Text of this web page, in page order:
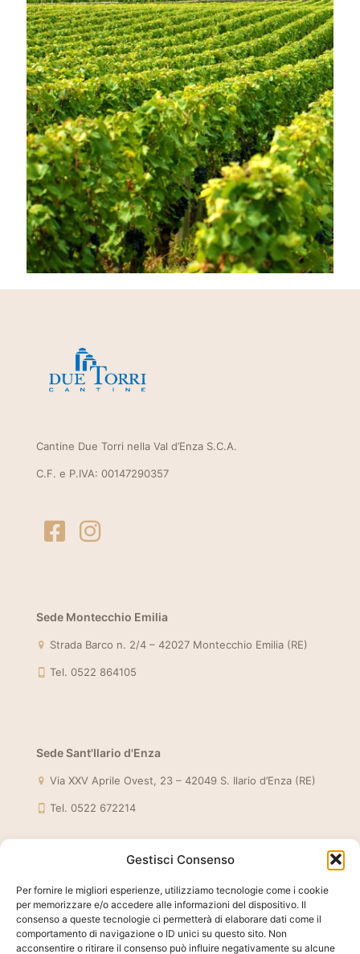
Gestisci Consenso
Per fornire le migliori esperienze, utilizziamo tecnologie come i cookie
per memorizzare e/o accedere alle informazioni del dispositivo. Il
consenso a queste tecnologie ci permetterà di elaborare dati come il
comportamento di navigazione o ID unici su questo sito. Non
acconsentire o ritirare il consenso può influire negativamente su alcune
Cantine Due Torri nella Val d’Enza S.C.A.
C.F. e P.IVA: 00147290357
Sede Montecchio Emilia
Strada Barco n. 2/4 – 42027 Montecchio Emilia (RE)
Tel. 0522 864105
Sede Sant'Ilario d'Enza
Via XXV Aprile Ovest, 23 – 42049 S. Ilario d’Enza (RE)
Tel. 0522 672214
Il mio account
Recupera Password